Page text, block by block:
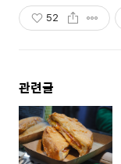
52
관련글